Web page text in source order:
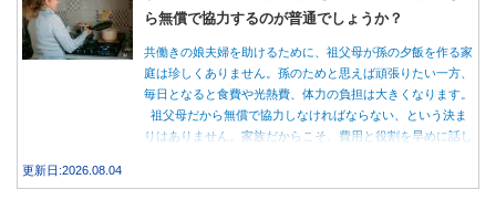
ら無償で協力するのが普通でしょうか？
共働きの娘夫婦を助けるために、祖父母が孫の夕飯を作る家
庭は珍しくありません。孫のためと思えば頑張りたい一方、
毎日となると食費や光熱費、体力の負担は大きくなります。
祖父母だから無償で協力しなければならない、という決ま
りはありません。家族だからこそ、費用と役割を早めに話し
更新日:2026.08.04